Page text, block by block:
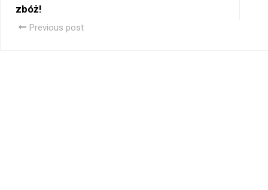
zbóż!
Previous post